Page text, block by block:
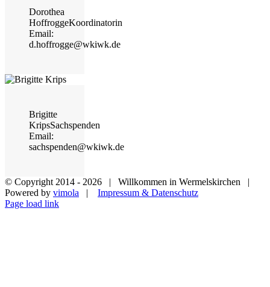
Dorothea
HoffroggeKoordinatorin
Email:
d.hoffrogge@wkiwk.de
Brigitte
KripsSachspenden
Email:
sachspenden@wkiwk.de
© Copyright 2014 - 2026 | Willkommen in Wermelskirchen |
Powered by vimola | Impressum & Datenschutz
Page load link